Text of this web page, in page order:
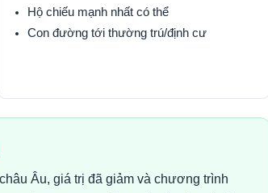
Hộ chiếu mạnh nhất có thể
Con đường tới thường trú/định cư
Âu, giá trị đã giảm và chương trình